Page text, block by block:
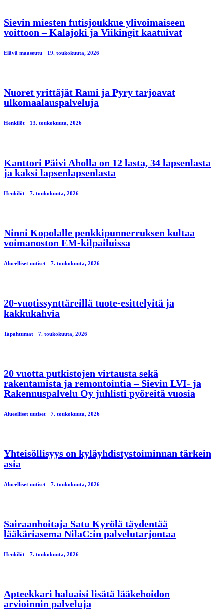
Sievin miesten futisjoukkue ylivoimaiseen
voittoon – Kalajoki ja Viikingit kaatuivat
Elävä maaseutu 19. toukokuuta, 2026
Nuoret yrittäjät Rami ja Pyry tarjoavat
ulkomaalauspalveluja
Henkilöt 13. toukokuuta, 2026
Kanttori Päivi Aholla on 12 lasta, 34 lapsenlasta
ja kaksi lapsenlapsenlasta
Henkilöt 7. toukokuuta, 2026
Ninni Kopolalle penkkipunnerruksen kultaa
voimanoston EM-kilpailuissa
Alueelliset uutiset 7. toukokuuta, 2026
20-vuotissynttäreillä tuote-esittelyitä ja
kakkukahvia
Tapahtumat 7. toukokuuta, 2026
20 vuotta putkistojen virtausta sekä
rakentamista ja remontointia – Sievin LVI- ja
Rakennuspalvelu Oy juhlisti pyöreitä vuosia
Alueelliset uutiset 7. toukokuuta, 2026
Yhteisöllisyys on kyläyhdistystoiminnan tärkein
asia
Alueelliset uutiset 7. toukokuuta, 2026
Sairaanhoitaja Satu Kyrölä täydentää
lääkäriasema NilaC:in palvelutarjontaa
Henkilöt 7. toukokuuta, 2026
Apteekkari haluaisi lisätä lääkehoidon
arvioinnin palveluja